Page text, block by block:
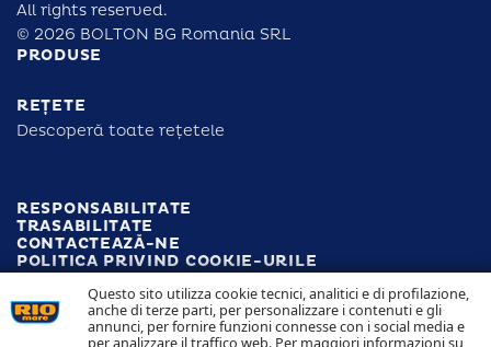
Questo sito utilizza cookie tecnici, analitici e di profilazione,
anche di terze parti, per personalizzare i contenuti e gli
annunci, per fornire funzioni connesse con i social media e
per analizzare il traffico web. Per maggiori informazioni su
All rights reserved.
© 2026 BOLTON BG Romania SRL
PRODUSE
REȚETE
Descoperă toate rețetele
RESPONSABILITATE
TRASABILITATE
CONTACTEAZĂ-NE
POLITICA PRIVIND COOKIE-URILE
POLITICA PRIVIND CONFIDENȚIALITATEA
Follow us